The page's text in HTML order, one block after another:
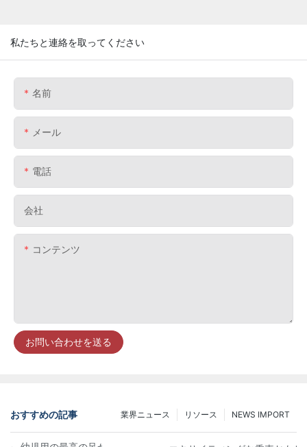
私たちと連絡を取ってください
名前
メール
電話
会社
コンテンツ
お問い合わせを送る
おすすめの記事 NEWS IMPORT
リソース
業界ニュース